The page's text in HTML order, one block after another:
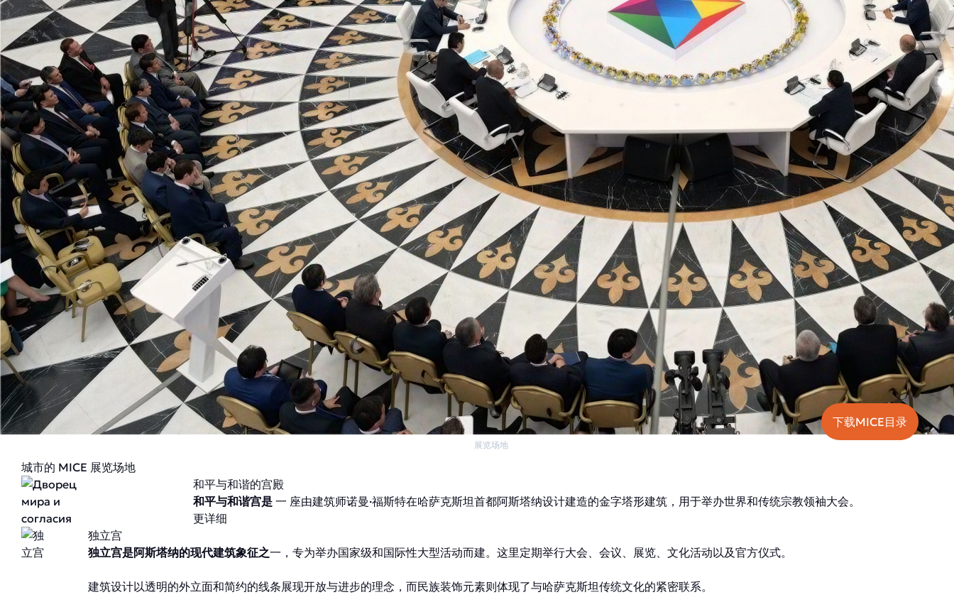
展览场地
城市的 MICE 展览场地
下载MICE目录
和平与和谐的宫殿
和平与和谐宫是 一 座由建筑师诺曼·福斯特在哈萨克斯坦首都阿斯塔纳设计建造的金字塔形建筑，用于举办世界和传统宗教领袖大会。
更详细
独立宫
独立宫是阿斯塔纳的现代建筑象征之一，专为举办国家级和国际性大型活动而建。这里定期举行大会、会议、展览、文化活动以及官方仪式。
建筑设计以透明的外立面和简约的线条展现开放与进步的理念，而民族装饰元素则体现了与哈萨克斯坦传统文化的紧密联系。